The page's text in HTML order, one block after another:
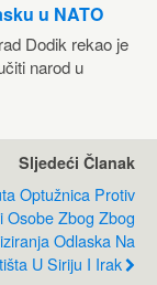
u NATO
Dodik rekao je
narod u
Sljedeći Članak
Optužnica Protiv
Osobe Zbog Zbog
Odlaska Na
U Siriju I Irak